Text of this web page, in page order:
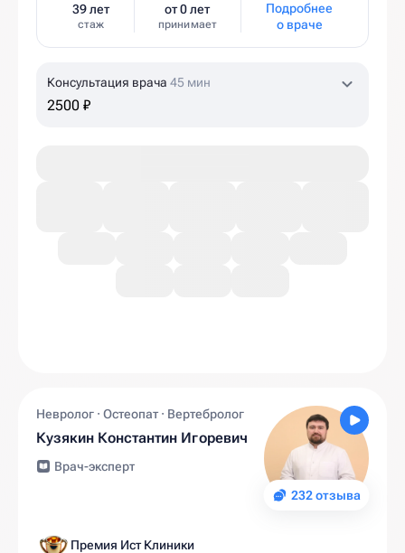
39 лет
стаж
от 0 лет
принимает
Подробнее
о враче
Консультация врача 45 мин
2500 ₽
232 отзыва
Невролог · Остеопат · Вертебролог
Кузякин Константин Игоревич
Врач-эксперт
Премия Ист Клиники